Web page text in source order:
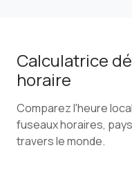
Calculatrice
horaire
Comparez l'heure
fuseaux horaires,
travers le monde.